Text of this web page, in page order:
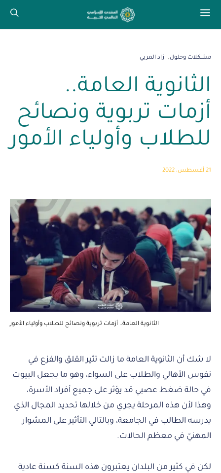
مشكلات وحلول زاد المربي
الثانوية العامة..
أزمات تربوية ونصائح
للطلاب وأولياء الأمور
21 أغسطس، 2022
الثانوية العامة.. أزمات تربوية ونصائح للطلاب وأولياء الأمور
لا شك أن الثانوية العامة ما زالت تثير القلق والفزع في
نفوس الأهالي والطلاب على السواء، وهو ما يجعل البيوت
في حالة ضغط عصبي قد يؤثر على جميع أفراد الأسرة،
وهذا لأن هذه المرحلة يجري من خلالها تحديد المجال الذي
يدرسه الطالب في الجامعة، وبالتالي التأثير على المشوار
المهنيّ في معظم الحالات.
لكن في كثير من البلدان يعتبرون هذه السنة كسنة عادية